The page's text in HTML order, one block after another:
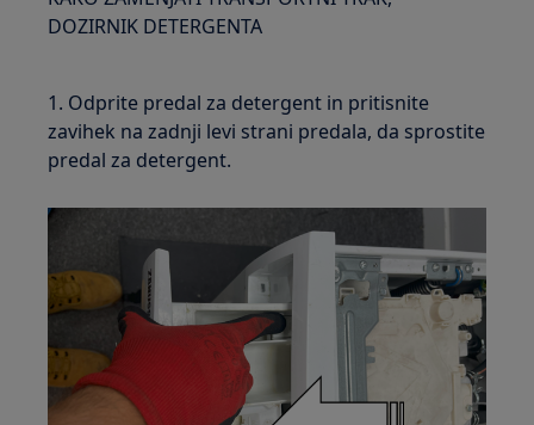
DOZIRNIK DETERGENTA
1. Odprite predal za detergent in pritisnite
zavihek na zadnji levi strani predala, da sprostite
predal za detergent.